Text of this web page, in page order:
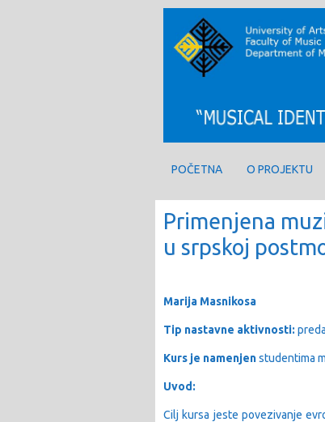
POČETNA O PROJEKTU
Primenjena
u srpskoj
Marija Masnikosa
Tip nastavne aktivnosti:
Kurs je namenjenstudentima
Uvod:
Cilj kursa jeste povezivanje